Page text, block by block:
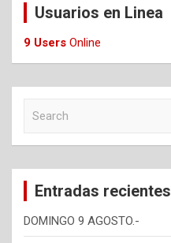
Usuarios en Linea
9 Users Online
c
Entradas recientes
DOMINGO 9 AGOSTO.-